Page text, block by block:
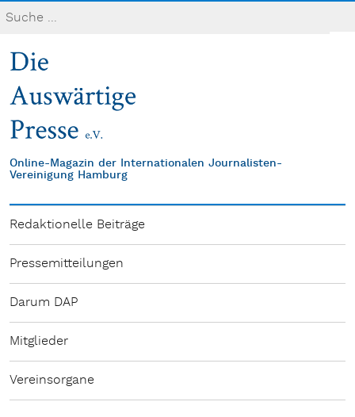
Online-Magazin der Internationalen Journalisten-
Vereinigung Hamburg
Redaktionelle Beiträge
Pressemitteilungen
Darum DAP
Mitglieder
Vereinsorgane